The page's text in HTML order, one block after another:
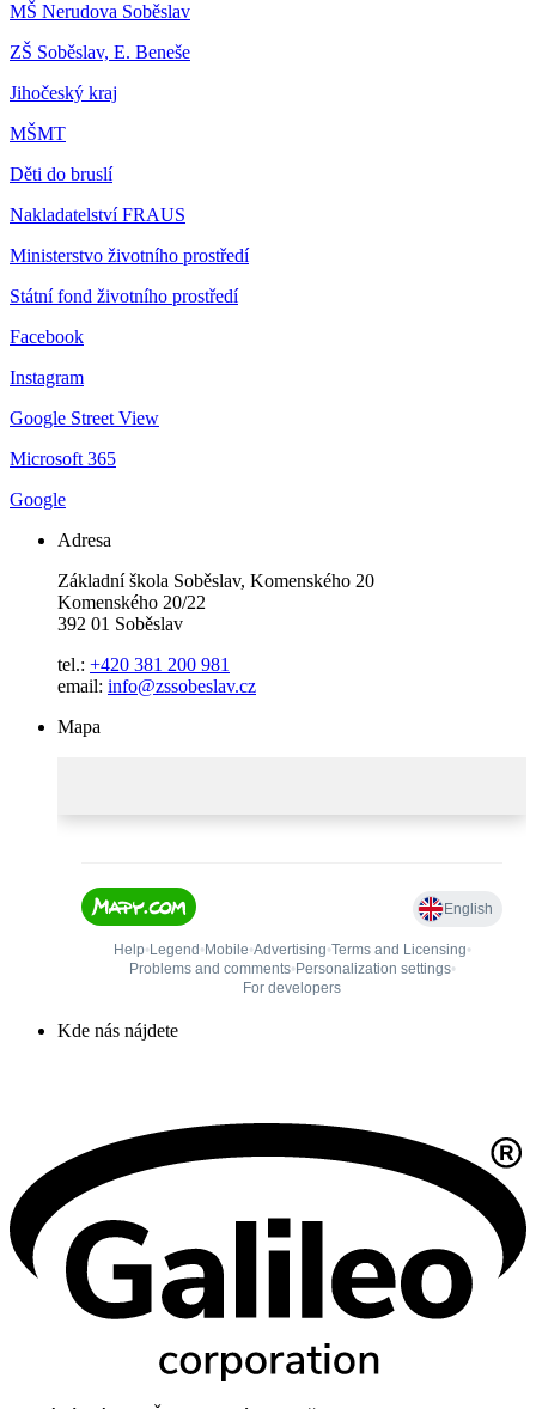
MŠ Nerudova Soběslav
ZŠ Soběslav, E. Beneše
Jihočeský kraj
MŠMT
Děti do bruslí
Nakladatelství FRAUS
Ministerstvo životního prostředí
Státní fond životního prostředí
Facebook
Instagram
Google Street View
Microsoft 365
Google
Adresa
Základní škola Soběslav, Komenského 20
Komenského 20/22
392 01 Soběslav
tel.: +420 381 200 981
email: info@zssobeslav.cz
Mapa
Kde nás nájdete